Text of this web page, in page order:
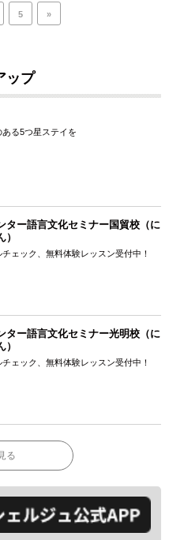
5 »
ップ
る5つ星ステイを
ター語言文化セミナー国貿校（に
ェック、無料体験レッスン受付中！
ター語言文化セミナー光明校（に
ェック、無料体験レッスン受付中！
る